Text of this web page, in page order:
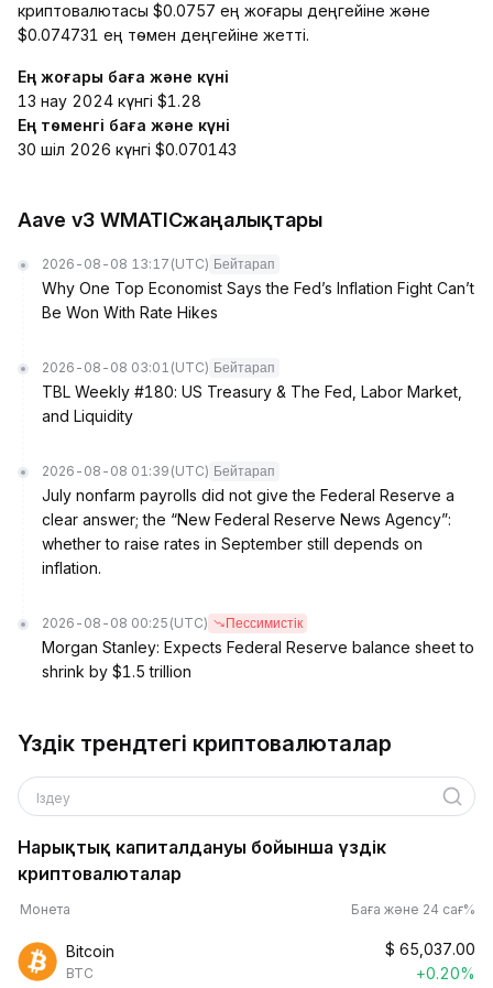
криптовалютасы $0.0757 ең жоғары деңгейіне және
$0.074731 ең төмен деңгейіне жетті.
Ең жоғары баға және күні
13 нау 2024 күнгі $1.28
Ең төменгі баға және күні
30 шіл 2026 күнгі $0.070143
Aave v3 WMATICжаңалықтары
2026-08-08 13:17 (UTC) Бейтарап
Why One Top Economist Says the Fed’s Inflation Fight Can’t
Be Won With Rate Hikes
2026-08-08 03:01 (UTC) Бейтарап
TBL Weekly #180: US Treasury & The Fed, Labor Market,
and Liquidity
2026-08-08 01:39 (UTC) Бейтарап
July nonfarm payrolls did not give the Federal Reserve a
clear answer; the “New Federal Reserve News Agency”:
whether to raise rates in September still depends on
inflation.
2026-08-08 00:25 (UTC) Пессимистік
Morgan Stanley: Expects Federal Reserve balance sheet to
shrink by $1.5 trillion
Үздік трендтегі криптовалюталар
Іздеу
Нарықтық капиталдануы бойынша үздік
криптовалюталар
Монета Баға және 24 сағ%
Bitcoin
BTC
$ 65,037.00
+0.20%